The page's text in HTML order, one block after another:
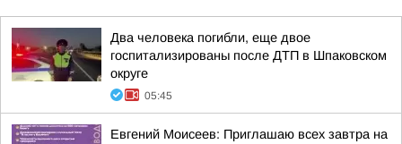
Два человека погибли, еще двое
госпитализированы после ДТП в Шпаковском
округе
05:45
Евгений Моисеев: Приглашаю всех завтра на